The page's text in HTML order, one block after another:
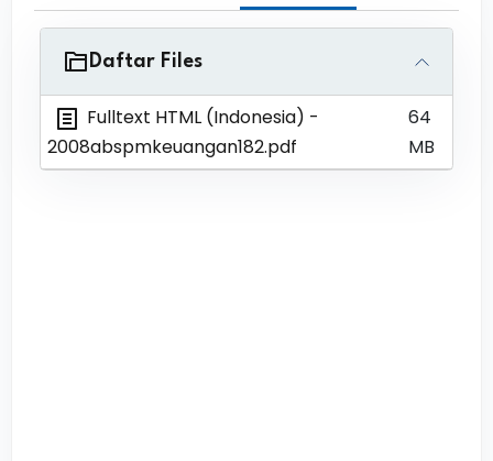
Daftar Files
Fulltext HTML (Indonesia) -
2008abspmkeuangan182.pdf
64
MB